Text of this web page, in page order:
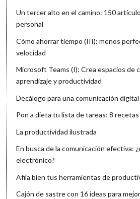
Un tercer alto en el camino: 150
personal
Cómo ahorrar tiempo (III): menos
velocidad
Microsoft Teams (I): Crea espacios de
aprendizaje y productividad
Decálogo para una comunicación
Pon a dieta tu lista de tareas: 8 recetas
La productividad ilustrada
En busca de la comunicación efectiva:
electrónico?
Afila bien tus herramientas de
Cajón de sastre con 16 ideas para